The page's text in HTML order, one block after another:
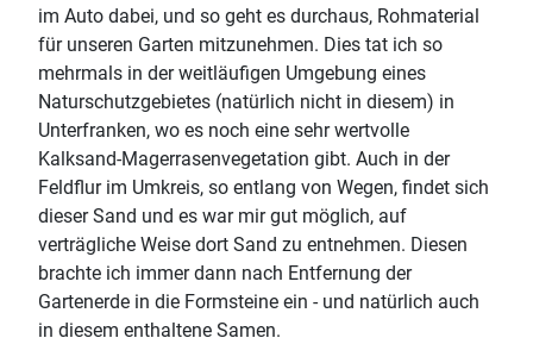
im Auto dabei, und so geht es durchaus, Rohmaterial
für unseren Garten mitzunehmen. Dies tat ich so
mehrmals in der weitläufigen Umgebung eines
Naturschutzgebietes (natürlich nicht in diesem) in
Unterfranken, wo es noch eine sehr wertvolle
Kalksand-Magerrasenvegetation gibt. Auch in der
Feldflur im Umkreis, so entlang von Wegen, findet sich
dieser Sand und es war mir gut möglich, auf
verträgliche Weise dort Sand zu entnehmen. Diesen
brachte ich immer dann nach Entfernung der
Gartenerde in die Formsteine ein - und natürlich auch
in diesem enthaltene Samen.